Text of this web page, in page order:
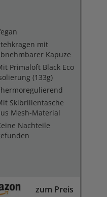
mit
Kapuze
Primaloft Black Eco
(133g)
Skibrillentasche
Mesh-Material
Nachteile
zum Preis